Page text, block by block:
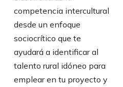
competencia intercultural
desde un enfoque
sociocrítico que te
ayudará a identificar al
talento rural idóneo para
emplear en tu proyecto y